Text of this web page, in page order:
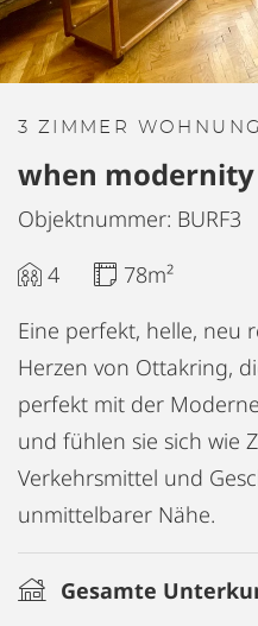
3 ZIMMER
when
Objektnummer: BURF3
4
78m²
Eine perfekt, helle, neu
Herzen von Ottakring,
perfekt mit der
und fühlen sie sich wie
Verkehrsmittel und
unmittelbarer Nähe.
Gesamte